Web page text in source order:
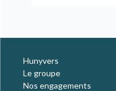
Hunyvers
Le groupe
Nos engagements